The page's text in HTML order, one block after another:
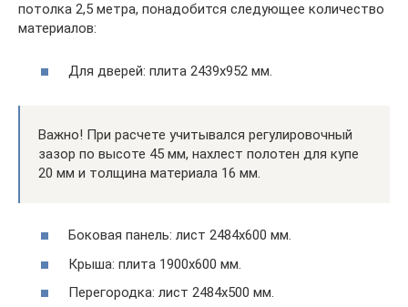
потолка 2,5 метра, понадобится следующее количество
материалов:
Для дверей: плита 2439х952 мм.
Важно! При расчете учитывался регулировочный
зазор по высоте 45 мм, нахлест полотен для купе
20 мм и толщина материала 16 мм.
Боковая панель: лист 2484х600 мм.
Крыша: плита 1900х600 мм.
Перегородка: лист 2484х500 мм.